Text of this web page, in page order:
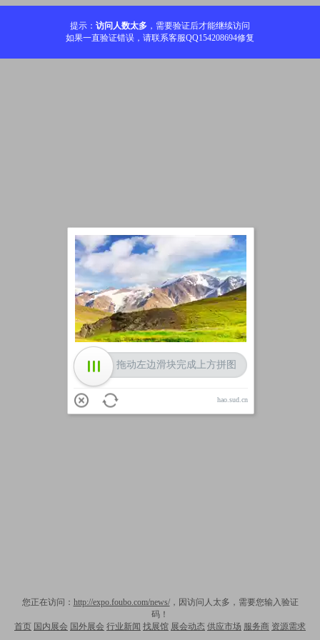
提示： 访问人数太多 ，需要验证后才能继续访问
如果一直验证错误，请联系客服QQ154208694修复
您正在访问： http://expo.foubo.com/news/，因访问人太多，需要您输入验证
码！
首页 国内展会 国外展会 行业新闻 找展馆 展会动态 供应市场 服务商 资源需求
加载中
拖动左边滑块完成上方拼图
hao.sud.cn